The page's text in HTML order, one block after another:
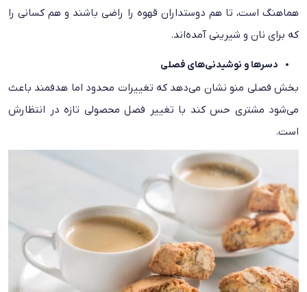
هماهنگ است، تا هم دوستداران قهوه را راضی باشند و هم کسانی را
که برای نان و شیرینی آمده‌اند.
دسرها و نوشیدنی‌های فصلی
بخش فصلی منو نشان می‌دهد که تغییرات محدود اما هدفمند باعث
می‌شود مشتری حس کند با تغییر فصل محصولی تازه در انتظارش
است.